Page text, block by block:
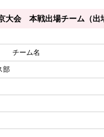
大会 本戦出場チーム（出
チーム名
部